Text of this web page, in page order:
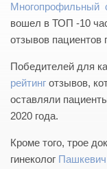
Многопрофильный
вошел в ТОП -10
отзывов пациентов
Победителей для
рейтинг отзывов,
оставляли
2020 года.
Кроме того, трое
гинеколог